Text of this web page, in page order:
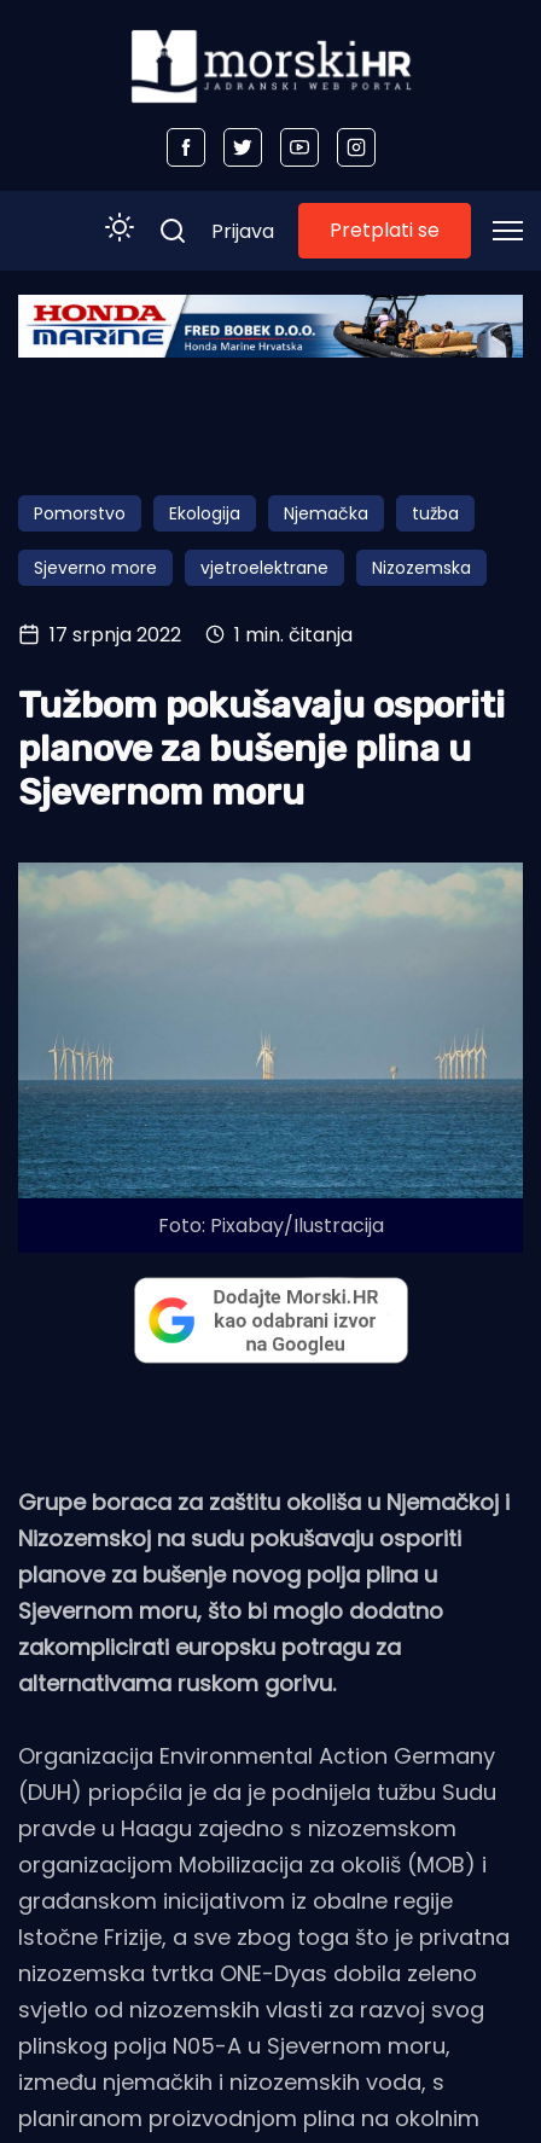
Početna
Obala
Otoci
Turizam i nautika
Pomorstvo
Ribolov
Ekologija
Tradicija i kultura
Prijava Pretplati se
Pomorstvo Ekologija Njemačka tužba
Sjeverno more vjetroelektrane Nizozemska
17 srpnja 2022 1 min. čitanja
Tužbom pokušavaju osporiti
planove za bušenje plina u
Sjevernom moru
Foto: Pixabay/Ilustracija
Grupe boraca za zaštitu okoliša u Njemačkoj i
Nizozemskoj na sudu pokušavaju osporiti
planove za bušenje novog polja plina u
Sjevernom moru, što bi moglo dodatno
zakomplicirati europsku potragu za
alternativama ruskom gorivu.
Organizacija Environmental Action Germany
(DUH) priopćila je da je podnijela tužbu Sudu
pravde u Haagu zajedno s nizozemskom
organizacijom Mobilizacija za okoliš (MOB) i
građanskom inicijativom iz obalne regije
Istočne Frizije, a sve zbog toga što je privatna
nizozemska tvrtka ONE-Dyas dobila zeleno
svjetlo od nizozemskih vlasti za razvoj svog
plinskog polja N05-A u Sjevernom moru,
između njemačkih i nizozemskih voda, s
planiranom proizvodnjom plina na okolnim